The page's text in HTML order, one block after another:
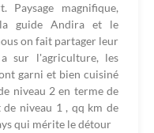
Paysage magnifique,
guide Andira et le
on fait partager leur
a sur l'agriculture, les
garni et bien cuisiné
niveau 2 en terme de
niveau 1 , qq km de
qui mérite le détour